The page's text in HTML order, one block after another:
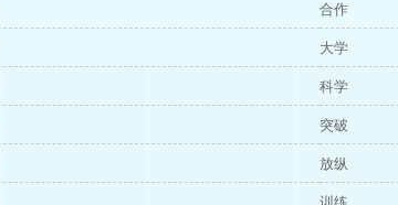
合作
大学
科学
突破
放纵